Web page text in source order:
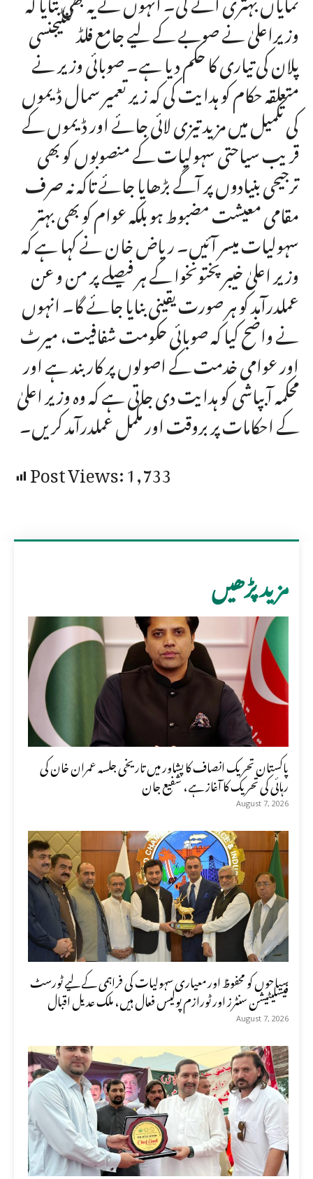
وزیراعلیٰ نے صوبے کے لیے جامع فلڈ کنٹیجنسی
پلان کی تیاری کا حکم دیا ہے۔ صوبائی وزیر نے
متعلقہ حکام کو ہدایت کی کہ زیر تعمیر سمال ڈیموں
کی تکمیل میں مزید تیزی لائی جائے اور ڈیموں کے
قریب سیاحتی سہولیات کے منصوبوں کو بھی
ترجیحی بنیادوں پر آگے بڑھایا جائے تاکہ نہ صرف
مقامی معیشت مضبوط ہو بلکہ عوام کو بھی بہتر
سہولیات میسر آئیں۔ ریاض خان نے کہا ہے کہ
وزیر اعلیٰ خیبر پختونخوا کے ہر فیصلے پر من و عن
عملدرآمد کو ہر صورت یقینی بنایا جائے گا۔ انہوں
نے واضح کیا کہ صوبائی حکومت شفافیت، میرٹ
اور عوامی خدمت کے اصولوں پر کاربند ہے اور
محکمہ آبپاشی کو ہدایت دی جاتی ہے کہ وہ وزیر اعلیٰ
کے احکامات پر بروقت اور مکمل عملدرآمد کریں۔
Post Views:1,733
مزید پڑھیں
پاکستان تحریک انصاف کا پشاور میں تاریخی جلسہ عمران خان کی
رہائی کی تحریک کا آغاز ہے، شفیع جان
August 7, 2026
سیاحوں کو محفوظ اور معیاری سہولیات کی فراہمی کے لیے ٹورسٹ
فیسلیٹیشن سنٹرز اور ٹورازم پولیس فعال ہیں، ملک عدیل اقبال
August 7, 2026